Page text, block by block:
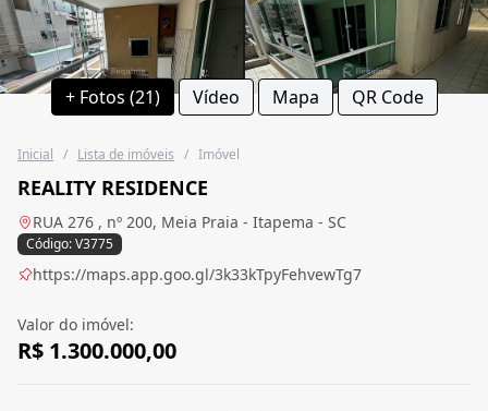
+ Fotos (21) Vídeo Mapa QR Code
Inicial / Lista de imóveis / Imóvel
REALITY RESIDENCE
RUA 276 , nº 200, Meia Praia - Itapema - SC
Código: V3775
https://maps.app.goo.gl/3k33kTpyFehvewTg7
Valor do imóvel:
R$ 1.300.000,00